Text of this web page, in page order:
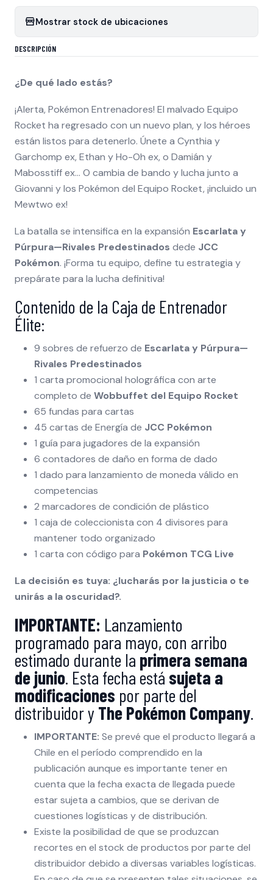
Mostrar stock de ubicaciones
DESCRIPCIÓN
¿De qué lado estás?
¡Alerta, Pokémon Entrenadores! El malvado Equipo
Rocket ha regresado con un nuevo plan, y los héroes
están listos para detenerlo. Únete a Cynthia y
Garchomp ex, Ethan y Ho-Oh ex, o Damián y
Mabosstiff ex… O cambia de bando y lucha junto a
Giovanni y los Pokémon del Equipo Rocket, ¡incluido un
Mewtwo ex!
La batalla se intensifica en la expansión Escarlata y
Púrpura—Rivales Predestinados dede JCC
Pokémon. ¡Forma tu equipo, define tu estrategia y
prepárate para la lucha definitiva!
Contenido de la Caja de Entrenador
Élite:
9 sobres de refuerzo de Escarlata y Púrpura—
Rivales Predestinados
1 carta promocional holográfica con arte
completo de Wobbuffet del Equipo Rocket
65 fundas para cartas
45 cartas de Energía de JCC Pokémon
1 guía para jugadores de la expansión
6 contadores de daño en forma de dado
1 dado para lanzamiento de moneda válido en
competencias
2 marcadores de condición de plástico
1 caja de coleccionista con 4 divisores para
mantener todo organizado
1 carta con código para Pokémon TCG Live
La decisión es tuya: ¿lucharás por la justicia o te
unirás a la oscuridad?.
IMPORTANTE: Lanzamiento
programado para mayo, con arribo
estimado durante la primera semana
de junio. Esta fecha está sujeta a
modificaciones por parte del
distribuidor yThe Pokémon Company.
IMPORTANTE: Se prevé que el producto llegará a
Chile en el período comprendido en la
publicación aunque es importante tener en
cuenta que la fecha exacta de llegada puede
estar sujeta a cambios, que se derivan de
cuestiones logísticas y de distribución.
Existe la posibilidad de que se produzcan
recortes en el stock de productos por parte del
distribuidor debido a diversas variables logísticas.